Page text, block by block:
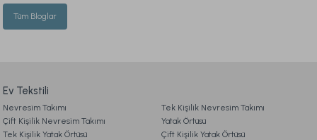
Tüm Bloglar
Ev Tekstili
Nevresim Takımı
Tek Kişilik Nevresim Takımı
Çift Kişilik Nevresim Takımı
Yatak Örtüsü
Tek Kişilik Yatak Örtüsü
Çift Kişilik Yatak Örtüsü